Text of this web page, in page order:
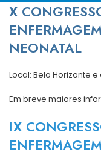
X
NEONATAL
Local: Belo Horizonte e
Em breve maiores
IX